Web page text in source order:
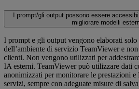
I prompt/gli output possono essere
migliorare modelli
I prompt e gli output vengono elaborati solo
dell’ambiente di servizio TeamViewer e
clienti. Non vengono utilizzati per
IA esterni. TeamViewer può utilizzare dati
anonimizzati per monitorare le prestazioni
servizi, sempre con adeguate misure di